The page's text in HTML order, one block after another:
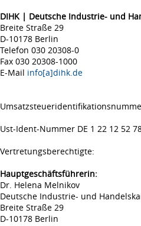
DIHK | Deutsche Industrie- und
Breite Straße 29
D-10178 Berlin
Telefon 030 20308-0
Fax 030 20308-1000
E-Mail info[a]dihk.de
Ust-Ident-Nummer DE 1 22 12 52
Vertretungsberechtigte:
Hauptgeschäftsführerin:
Dr. Helena Melnikov
Deutsche Industrie- und
Breite Straße 29
D-10178 Berlin